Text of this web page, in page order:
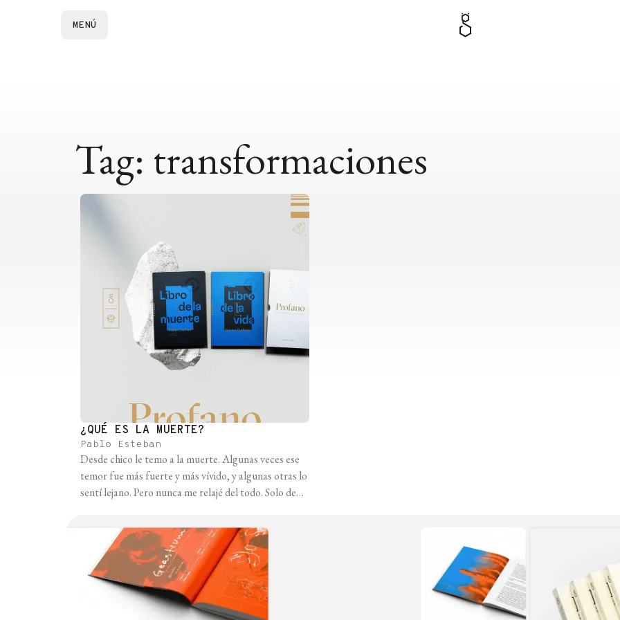
MENÚ
Tag: transformaciones
¿QUÉ ES LA MUERTE?
Pablo Esteban
Desde chico le temo a la muerte. Algunas veces ese
temor fue más fuerte y más vívido, y algunas otras lo
sentí lejano. Pero nunca me relajé del todo. Solo de
vaya oxímoron— y es que el temor a la muerte viene
del amor a la vida. Y [...]